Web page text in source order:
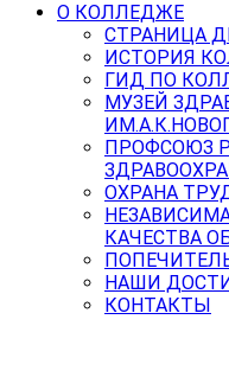
О КОЛЛЕДЖЕ
СТРАНИЦА
ИСТОРИЯ
ГИД ПО
МУЗЕЙ
ПРОФСОЮЗ
ОХРАНА
КАЧЕСТВА
НАШИ
КОНТАКТЫ